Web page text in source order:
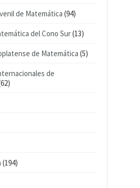
de Matemática (94)
del Cono Sur(13)
de Matemática (5)
de
(194)